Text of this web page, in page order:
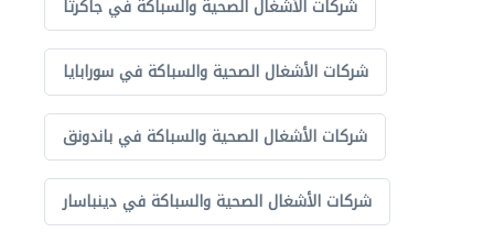
شركات الأشغال الصحية والسباكة في جاكرتا
شركات الأشغال الصحية والسباكة في سورابايا
شركات الأشغال الصحية والسباكة في باندونق
شركات الأشغال الصحية والسباكة في دينباسار